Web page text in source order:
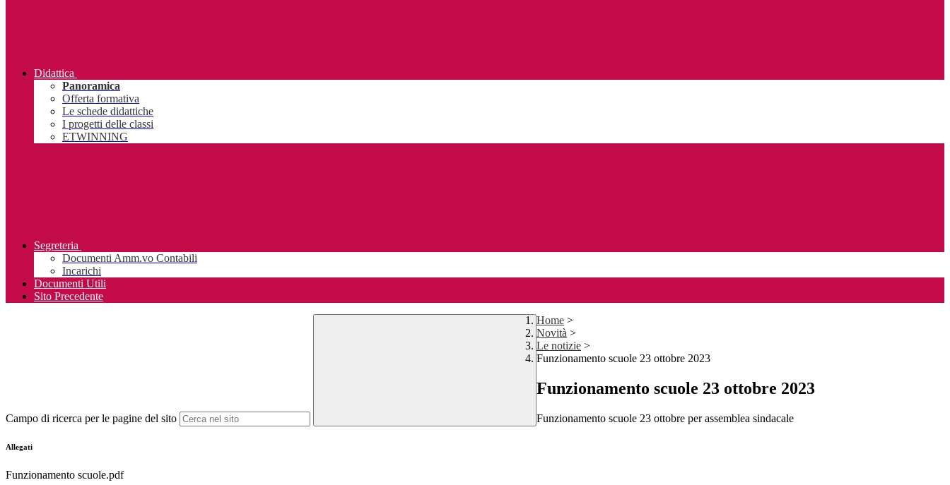
Didattica
Panoramica
Offerta formativa
Le schede didattiche
I progetti delle classi
ETWINNING
Segreteria
Documenti Amm.vo Contabili
Incarichi
Documenti Utili
Sito Precedente
Campo di ricerca per le pagine del sito
Home >
Novità >
Le notizie >
Funzionamento scuole 23 ottobre 2023
Funzionamento scuole 23 ottobre 2023
Funzionamento scuole 23 ottobre per assemblea sindacale
Allegati
Funzionamento scuole.pdf